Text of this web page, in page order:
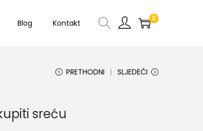
Blog Kontakt 0
PRETHODNI SLJEDEĆI
sreću